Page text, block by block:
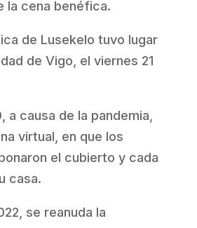
la cena benéfica.
de Lusekelo tuvo lugar
de Vigo, el viernes 21
a causa de la pandemia,
virtual, en que los
el cubierto y cada
casa.
se reanuda la